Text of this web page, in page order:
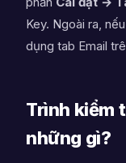
Key. Ngoài ra,
dụng tab Email
Trình kiểm
những gì?